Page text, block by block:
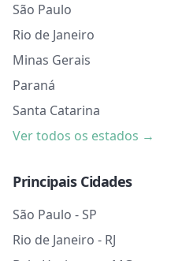
São Paulo
Rio de Janeiro
Minas Gerais
Paraná
Santa Catarina
Ver todos os estados →
Principais Cidades
São Paulo - SP
Rio de Janeiro - RJ